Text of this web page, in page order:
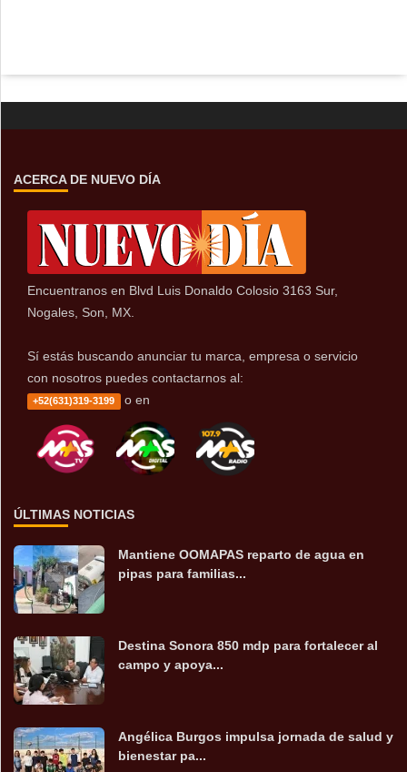
ACERCA DE NUEVO DÍA
Encuentranos en Blvd Luis Donaldo Colosio 3163 Sur,
Nogales, Son, MX.
Sí estás buscando anunciar tu marca, empresa o servicio
con nosotros puedes contactarnos al:
+52(631)319-3199 o en
ÚLTIMAS NOTICIAS
Mantiene OOMAPAS reparto de agua en
pipas para familias...
Destina Sonora 850 mdp para fortalecer al
campo y apoya...
Angélica Burgos impulsa jornada de salud y
bienestar pa...